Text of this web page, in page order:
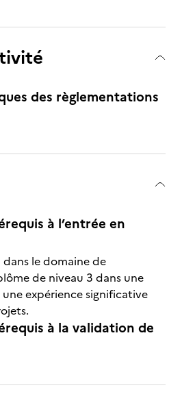
des règlementations
à l’entrée en
le domaine de
de niveau 3 dans une
expérience significative
à la validation de